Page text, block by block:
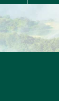
検
索